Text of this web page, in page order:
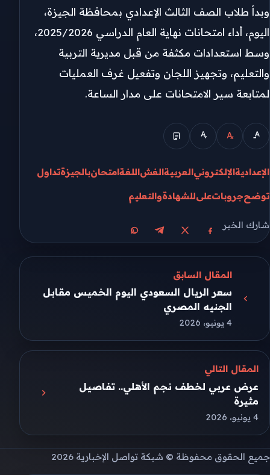
وبدأ طلاب الصف الثالث الإعدادي بمحافظة الجيزة،
اليوم، أداء امتحانات نهاية العام الدراسي 2025/2026،
وسط استعدادات مكثفة من قبل مديرية التربية
والتعليم، وتجهيز اللجان وتفعيل غرف العمليات
لمتابعة سير الامتحانات على مدار الساعة.
الإعداديةالإلكترونيالعربيةالغشاللغةامتحانبالجيزةتداول
توضحجروباتعلىللشهادةوالتعليم
شارك الخبر
مشاركة على فيسبوك
مشاركة على Xمشاركة على تيليجرام
مشاركة على واتساب
المقال السابق
سعر الريال السعودي اليوم الخميس مقابل
الجنيه المصري
4 يونيو، 2026
المقال التالي
عرض عربي لخطف نجم الأهلي.. تفاصيل
مثيرة
4 يونيو، 2026
جميع الحقوق محفوظة © شبكة تواصل الإخبارية 2026